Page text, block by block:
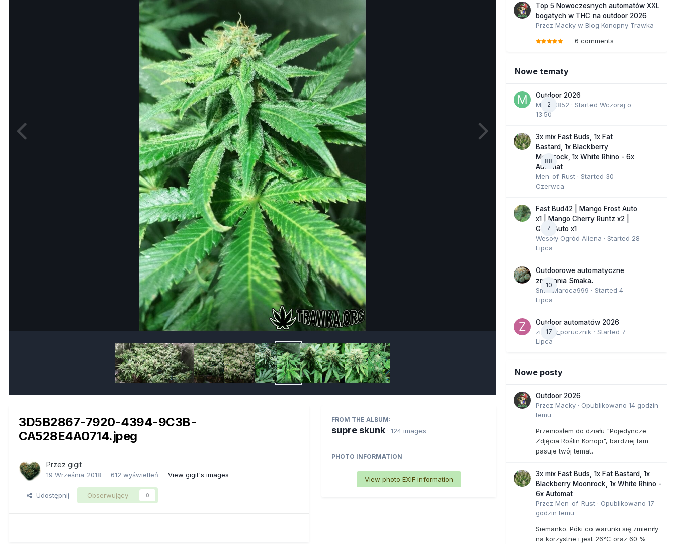
3D5B2867-7920-4394-9C3B-
CA528E4A0714.jpeg
Przez gigit
19 Września 2018 612 wyświetleń View gigit's images
Udostępnij Obserwujący 0
FROM THE ALBUM:
supre skunk · 124 images
PHOTO INFORMATION
View photo EXIF information
Top 5 Nowoczesnych automatów XXL
bogatych w THC na outdoor 2026
Przez Macky w Blog Konopny Trawka
6 comments
Nowe tematy
2
Outdoor 2026
Marcel852 · Started Wczoraj o
13:50
88
3x mix Fast Buds, 1x Fat
Bastard, 1x Blackberry
Moonrock, 1x White Rhino - 6x
Automat
Men_of_Rust · Started 30
Czerwca
7
Fast Bud42 | Mango Frost Auto
x1 | Mango Cherry Runtz x2 |
GMO Auto x1
Wesoły Ogród Aliena · Started 28
Lipca
10
Outdoorowe automatyczne
zmagania Smaka.
SmakMaroca999 · Started 4
Lipca
17
Outdoor automatów 2026
zielony_porucznik · Started 7
Lipca
Nowe posty
Outdoor 2026
Przez Macky · Opublikowano 14 godzin
temu
Przeniosłem do działu "Pojedyncze
Zdjęcia Roślin Konopi", bardziej tam
pasuje twój temat.
3x mix Fast Buds, 1x Fat Bastard, 1x
Blackberry Moonrock, 1x White Rhino -
6x Automat
Przez Men_of_Rust · Opublikowano 17
godzin temu
Siemanko. Póki co warunki się zmieniły
na korzystne i jest 26°C oraz 60 %